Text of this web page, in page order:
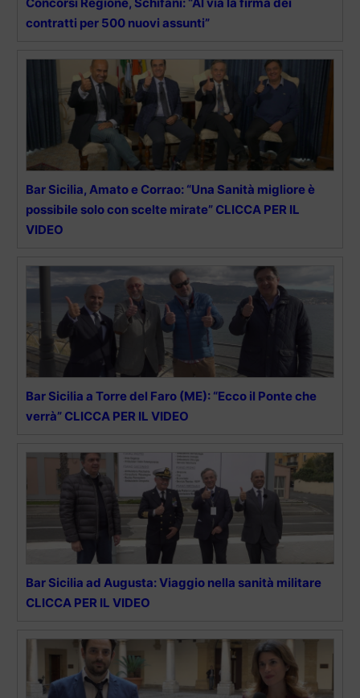
contratti per 500 nuovi assunti”
Bar Sicilia, Amato e Corrao: “Una Sanità migliore è
possibile solo con scelte mirate” CLICCA PER IL
VIDEO
Bar Sicilia a Torre del Faro (ME): “Ecco il Ponte che
verrà” CLICCA PER IL VIDEO
Bar Sicilia ad Augusta: Viaggio nella sanità militare
CLICCA PER IL VIDEO